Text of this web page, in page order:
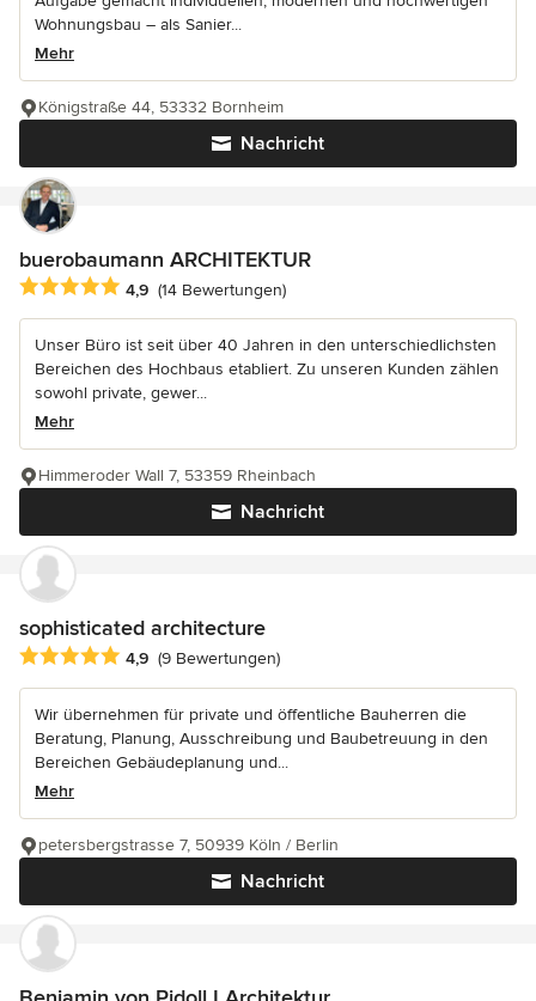
Wohnungsbau – als Sanier...
Mehr
Nachricht
Königstraße 44, 53332 Bornheim
buerobaumann ARCHITEKTUR
Durchschnittliche Bewertung: 4.9 von 5 Sternen
4,9 (14 Bewertungen)
Unser Büro ist seit über 40 Jahren in den unterschiedlichsten
Bereichen des Hochbaus etabliert. Zu unseren Kunden zählen
sowohl private, gewer...
Mehr
Nachricht
Himmeroder Wall 7, 53359 Rheinbach
sophisticated architecture
Durchschnittliche Bewertung: 4.9 von 5 Sternen
4,9 (9 Bewertungen)
Wir übernehmen für private und öffentliche Bauherren die
Beratung, Planung, Ausschreibung und Baubetreuung in den
Bereichen Gebäudeplanung und...
Mehr
Nachricht
petersbergstrasse 7, 50939 Köln / Berlin